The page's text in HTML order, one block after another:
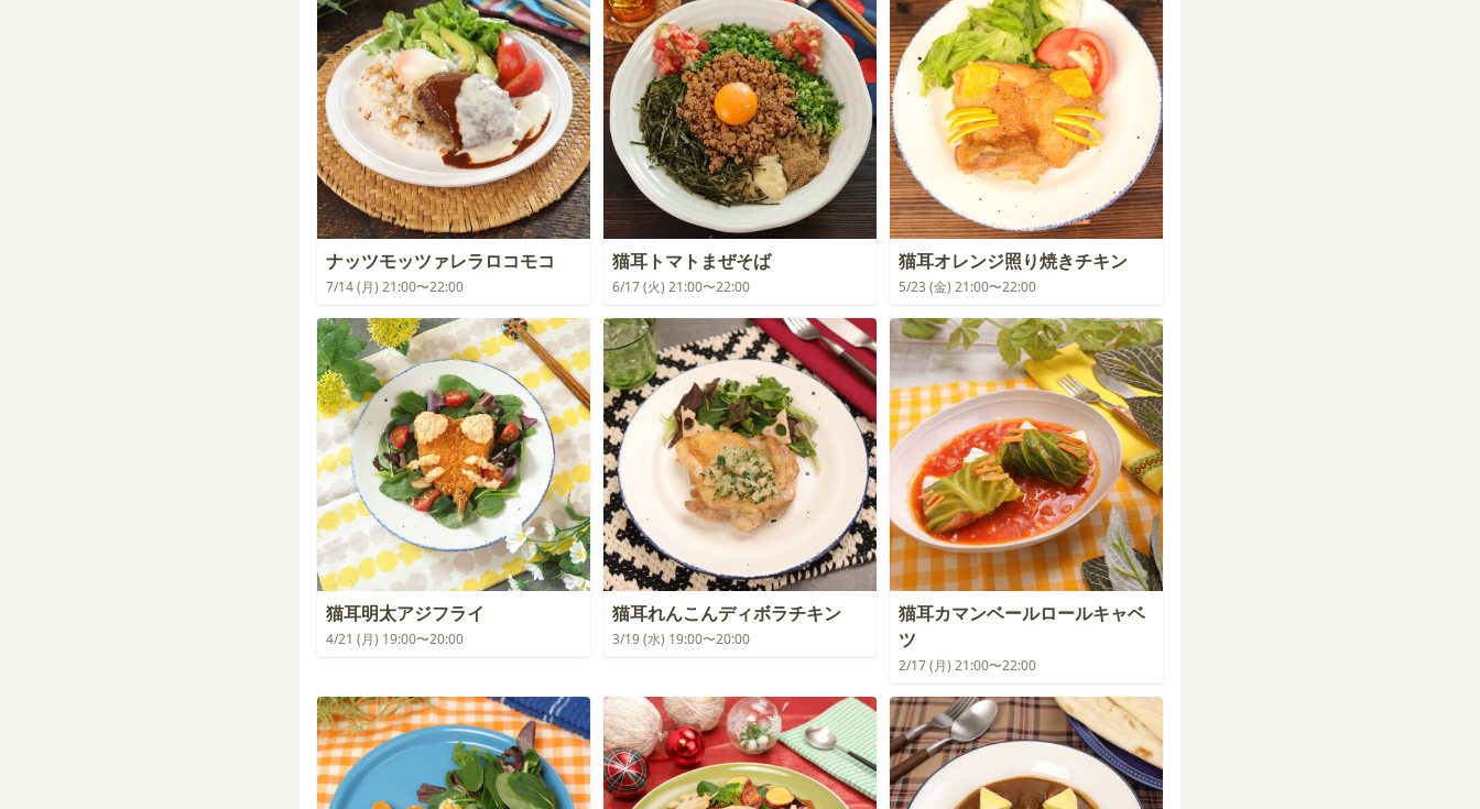
ナッツモッツァレラロコモコ
7/14 (月) 21:00〜22:00
猫耳トマトまぜそば
6/17 (火) 21:00〜22:00
猫耳オレンジ照り焼きチキン
5/23 (金) 21:00〜22:00
猫耳明太アジフライ
4/21 (月) 19:00〜20:00
猫耳れんこんディボラチキン
3/19 (水) 19:00〜20:00
猫耳カマンベールロールキャベ
ツ
2/17 (月) 21:00〜22:00